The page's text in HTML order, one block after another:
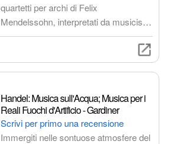
quartetti per archi di Felix
Mendelssohn, interpretati da musicisti
esperti. Un viaggio musicale attraverso
le emozioni e le melodie indimenticabili
del compositore romantico.
Handel: Musica sull'Acqua; Musica per i
Reali Fuochi d'Artificio - Gardiner
Scrivi per primo una recensione
Immergiti nelle sontuose atmosfere del